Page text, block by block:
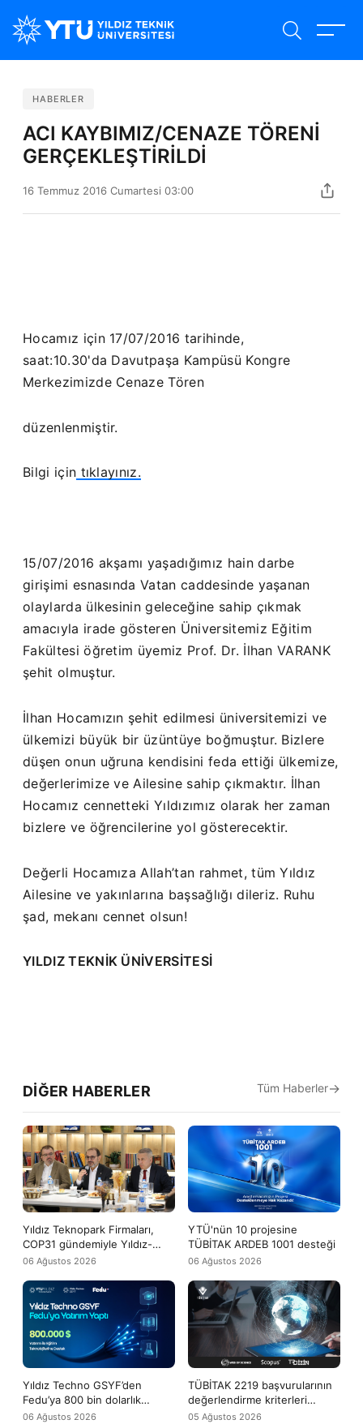
içeriğe
HABERLER
ACI KAYBIMIZ/CENAZE TÖRENİ
GERÇEKLEŞTİRİLDİ
16 Temmuz 2016 Cumartesi 03:00
Hocamız için 17/07/2016 tarihinde,
saat:10.30'da Davutpaşa Kampüsü Kongre
Merkezimizde Cenaze Tören
düzenlenmiştir.
Bilgi için tıklayınız.
15/07/2016 akşamı yaşadığımız hain darbe
girişimi esnasında Vatan caddesinde yaşanan
olaylarda ülkesinin geleceğine sahip çıkmak
amacıyla irade gösteren Üniversitemiz Eğitim
Fakültesi öğretim üyemiz Prof. Dr. İlhan VARANK
şehit olmuştur.
İlhan Hocamızın şehit edilmesi üniversitemizi ve
ülkemizi büyük bir üzüntüye boğmuştur. Bizlere
düşen onun uğruna kendisini feda ettiği ülkemize,
değerlerimize ve Ailesine sahip çıkmaktır. İlhan
Hocamız cennetteki Yıldızımız olarak her zaman
bizlere ve öğrencilerine yol gösterecektir.
Değerli Hocamıza Allah’tan rahmet, tüm Yıldız
Ailesine ve yakınlarına başsağlığı dileriz. Ruhu
şad, mekanı cennet olsun!
YILDIZ TEKNİK ÜNİVERSİTESİ
DIĞER HABERLER
Yıldız Teknopark Firmaları,
COP31 gündemiyle Yıldız-
Tech buluşmasında bir araya
06 Ağustos 2026
YTÜ'nün 10 projesine
TÜBİTAK ARDEB 1001 desteği
06 Ağustos 2026
Yıldız Techno GSYF’den
Fedu’ya 800 bin dolarlık
yatırım desteği
06 Ağustos 2026
TÜBİTAK 2219 başvurularının
değerlendirme kriterleri
arasına WoS ve Scopus
05 Ağustos 2026
Tüm Haberler